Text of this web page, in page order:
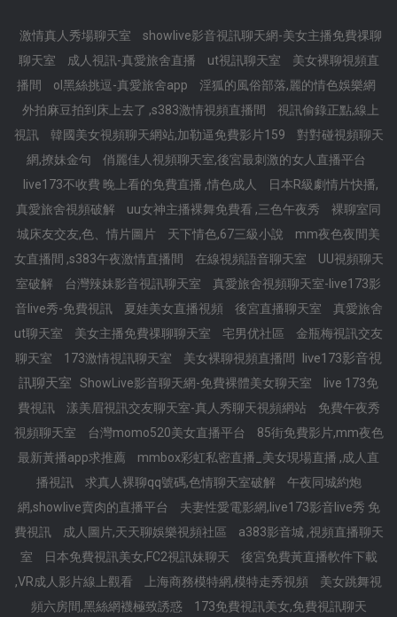
激情真人秀場聊天室
showlive影音視訊聊天網-美女主播免費祼聊
聊天室
成人視訊-真愛旅舍直播 ut視訊聊天室
美女裸聊視頻直
播間
ol黑絲挑逗-真愛旅舍app
淫狐的風俗部落,麗的情色娛樂網
外拍麻豆拍到床上去了 ,s383激情視頻直播間
視訊偷錄正點,線上
視訊
韓國美女視頻聊天網站,加勒逼免費影片159
對對碰視頻聊天
網,撩妹金句
俏麗佳人視頻聊天室,後宮最刺激的女人直播平台
live173不收費 晚上看的免費直播 ,情色成人
日本R級劇情片快播,
真愛旅舍視頻破解
uu女神主播裸舞免費看 ,三色午夜秀
裸聊室同
城床友交友,色、情片圖片
天下情色,67三級小說
mm夜色夜間美
女直播間 ,s383午夜激情直播間
在線視頻語音聊天室
UU視頻聊天
室破解
台灣辣妹影音視訊聊天室
真愛旅舍視頻聊天室-live173影
音live秀-免費視訊
夏娃美女直播視頻 後宮直播聊天室
真愛旅舍
ut聊天室
美女主播免費祼聊聊天室 宅男优社區
金瓶梅視訊交友
聊天室
173激情視訊聊天室 美女裸聊視頻直播間
live173影音視
訊聊天室
ShowLive影音聊天網-免費裸體美女聊天室
live 173免
費視訊
漾美眉視訊交友聊天室-真人秀聊天視頻網站
免費午夜秀
視頻聊天室
台灣momo520美女直播平台
85街免費影片,mm夜色
最新黃播app求推薦
mmbox彩虹私密直播_美女現場直播 ,成人直
播視訊
求真人裸聊qq號碼,色情聊天室破解
午夜同城約炮
網,showlive賣肉的直播平台
夫妻性愛電影網,live173影音live秀 免
費視訊
成人圖片,天天聊娛樂視頻社區
a383影音城 ,視頻直播聊天
室
日本免費視訊美女,FC2視訊妹聊天
後宮免費黃直播軟件下載
,VR成人影片線上觀看
上海商務模特網,模特走秀視頻
美女跳舞視
頻六房間,黑絲網襪極致誘惑
173免費視訊美女,免費視訊聊天